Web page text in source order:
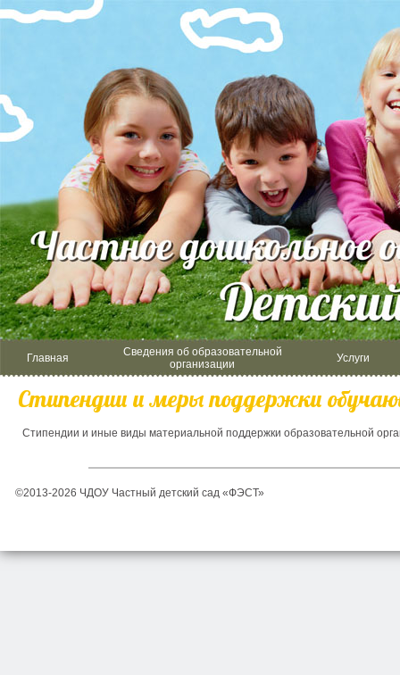
Главная
Сведения об образовательной
организации
Услуги
Стипендии и меры поддержки
Стипендии и иные виды материальной поддержки образовательной
©2013-2026 ЧДОУ Частный детский сад «ФЭСТ»